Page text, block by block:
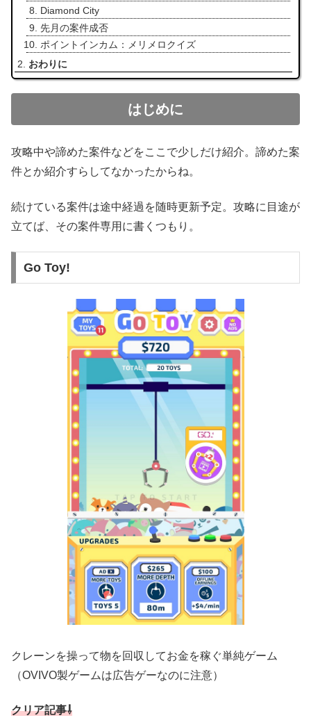
Diamond City
先月の案件成否
ポイントインカム：メリメロクイズ
おわりに
はじめに
攻略中や諦めた案件などをここで少しだけ紹介。諦めた案
件とか紹介すらしてなかったからね。
続けている案件は途中経過を随時更新予定。攻略に目途が
立てば、その案件専用に書くつもり。
Go Toy!
クレーンを操って物を回収してお金を稼ぐ単純ゲーム
（OVIVO製ゲームは広告ゲーなのに注意）
クリア記事⇩